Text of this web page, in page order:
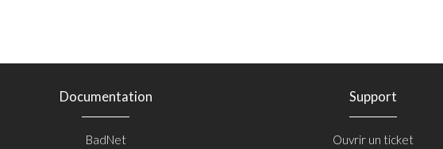
Documentation
BadNet
Support
Ouvrir un ticket